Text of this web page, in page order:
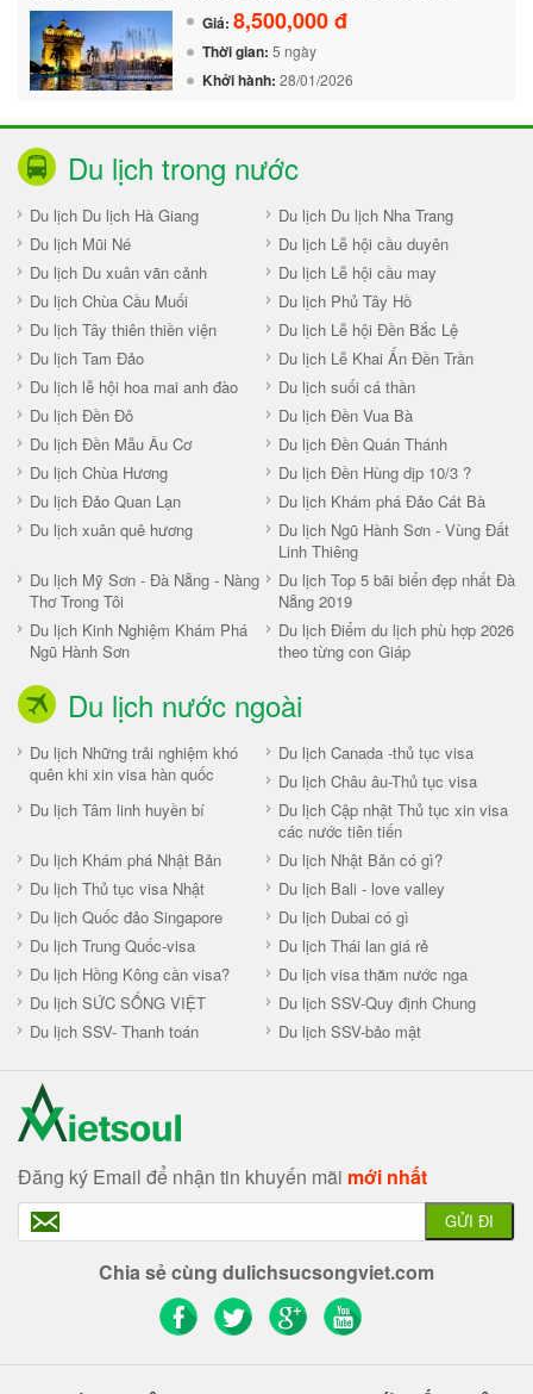
Giá: 8,500,000 đ
Thời gian: 5 ngày
Khởi hành: 28/01/2026
Du lịch trong nước
Du lịch Du lịch Hà Giang
Du lịch Du lịch Nha Trang
Du lịch Mũi Né
Du lịch Lễ hội cầu duyên
Du lịch Du xuân vãn cảnh
Du lịch Lễ hội cầu may
Du lịch Chùa Cầu Muối
Du lịch Phủ Tây Hồ
Du lịch Tây thiên thiền viện
Du lịch Lễ hội Đền Bắc Lệ
Du lịch Tam Đảo
Du lịch Lễ Khai Ấn Đền Trần
Du lịch lễ hội hoa mai anh đào
Du lịch suối cá thần
Du lịch Đền Đô
Du lịch Đền Vua Bà
Du lịch Đền Mẫu Âu Cơ
Du lịch Đền Quán Thánh
Du lịch Chùa Hương
Du lịch Đền Hùng dịp 10/3 ?
Du lịch Đảo Quan Lạn
Du lịch Khám phá Đảo Cát Bà
Du lịch xuân quê hương
Du lịch Ngũ Hành Sơn - Vùng Đất
Linh Thiêng
Du lịch Mỹ Sơn - Đà Nẵng - Nàng
Thơ Trong Tôi
Du lịch Top 5 bãi biển đẹp nhất Đà
Nẵng 2019
Du lịch Kinh Nghiệm Khám Phá
Ngũ Hành Sơn
Du lịch Điểm du lịch phù hợp 2026
theo từng con Giáp
Du lịch nước ngoài
Du lịch Những trải nghiệm khó
quên khi xin visa hàn quốc
Du lịch Canada -thủ tục visa
Du lịch Châu âu-Thủ tục visa
Du lịch Tâm linh huyền bí
Du lịch Cập nhật Thủ tục xin visa
các nước tiên tiến
Du lịch Khám phá Nhật Bản
Du lịch Nhật Bản có gì?
Du lịch Thủ tục visa Nhật
Du lịch Bali - love valley
Du lịch Quốc đảo Singapore
Du lịch Dubai có gì
Du lịch Trung Quốc-visa
Du lịch Thái lan giá rẻ
Du lịch Hồng Kông cần visa?
Du lịch visa thăm nước nga
Du lịch SỨC SỐNG VIỆT
Du lịch SSV-Quy định Chung
Du lịch SSV- Thanh toán
Du lịch SSV-bảo mật
Đăng ký Email để nhận tin khuyến mãi mới nhất
GỬI ĐI
Chia sẻ cùng dulichsucsongviet.com